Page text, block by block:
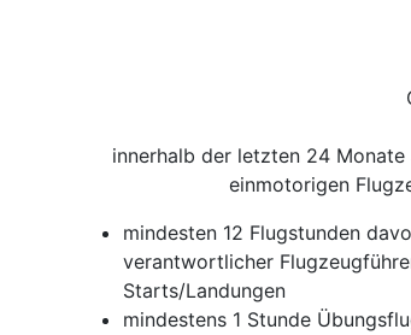
innerhalb der letzten 24 Monate
einmotorigen
mindesten 12 Flugstunden
verantwortlicher
Starts/Landungen
mindestens 1 Stunde